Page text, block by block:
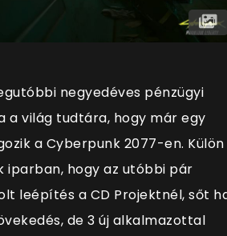
negyedéves pénzügyi
a világ tudtára, hogy már egy
a Cyberpunk 2077-en. Külön
iparban, hogy az utóbbi pár
leépítés a CD Projektnél, sőt
de 3 új alkalmazottal